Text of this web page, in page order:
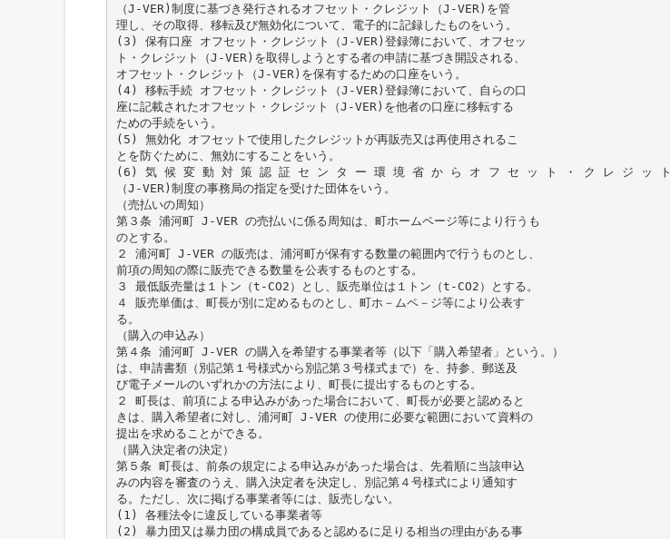
（J-VER)制度に基づき発行されるオフセット・クレジット（J-VER)を管
理し、その取得、移転及び無効化について、電子的に記録したものをいう。
(3) 保有口座 オフセット・クレジット（J-VER)登録簿において、オフセッ
ト・クレジット（J-VER)を取得しようとする者の申請に基づき開設される、
オフセット・クレジット（J-VER)を保有するための口座をいう。
(4) 移転手続 オフセット・クレジット（J-VER)登録簿において、自らの口
座に記載されたオフセット・クレジット（J-VER)を他者の口座に移転する
ための手続をいう。
(5) 無効化 オフセットで使用したクレジットが再販売又は再使用されるこ
とを防ぐために、無効にすることをいう。
(6) 気 候 変 動 対 策 認 証 セ ン タ ー 環 境 省 か ら オ フ セ ッ ト ・ ク レ ジ ッ ト
（J-VER)制度の事務局の指定を受けた団体をいう。
（売払いの周知）
第３条 浦河町 J-VER の売払いに係る周知は、町ホームページ等により行うも
のとする。
２ 浦河町 J-VER の販売は、浦河町が保有する数量の範囲内で行うものとし、
前項の周知の際に販売できる数量を公表するものとする。
３ 最低販売量は１トン（t-CO2）とし、販売単位は１トン（t-CO2）とする。
４ 販売単価は、町長が別に定めるものとし、町ホ－ムペ－ジ等により公表す
る。
（購入の申込み）
第４条 浦河町 J-VER の購入を希望する事業者等（以下「購入希望者」という。）
は、申請書類（別記第１号様式から別記第３号様式まで）を、持参、郵送及
び電子メールのいずれかの方法により、町長に提出するものとする。
２ 町長は、前項による申込みがあった場合において、町長が必要と認めると
きは、購入希望者に対し、浦河町 J-VER の使用に必要な範囲において資料の
提出を求めることができる。
（購入決定者の決定）
第５条 町長は、前条の規定による申込みがあった場合は、先着順に当該申込
みの内容を審査のうえ、購入決定者を決定し、別記第４号様式により通知す
る。ただし、次に掲げる事業者等には、販売しない。
(1) 各種法令に違反している事業者等
(2) 暴力団又は暴力団の構成員であると認めるに足りる相当の理由がある事